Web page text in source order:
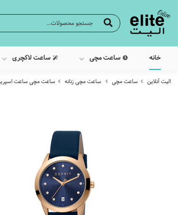
خانه ساعت مچی ساعت لاکچری
الیت آنلاین ساعت مچی ساعت مچی زنانه ساعت مچی ساعت